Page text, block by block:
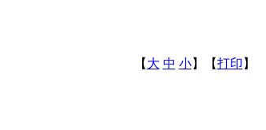
【 大 中 小】【打印 】